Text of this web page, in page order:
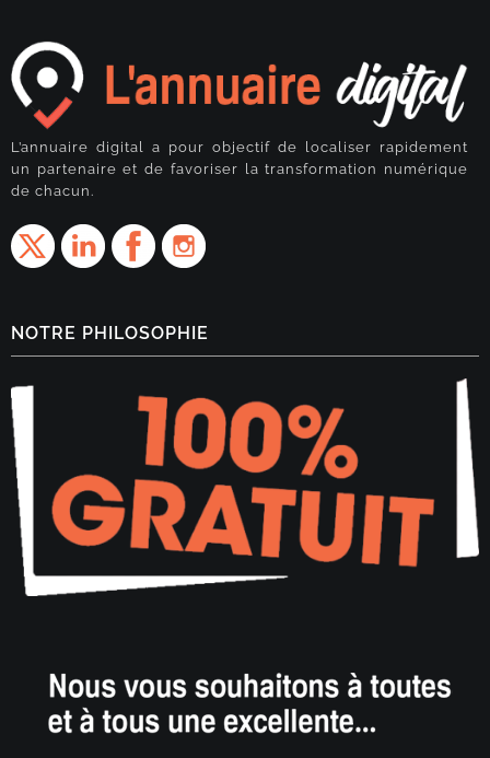
L’annuaire digital a pour objectif de localiser rapidement
un partenaire et de favoriser la transformation numérique
de chacun.
NOTRE PHILOSOPHIE